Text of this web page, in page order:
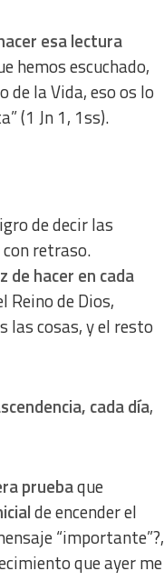
esa lectura
hemos escuchado,
de la Vida, eso os lo
(1 Jn 1, 1ss).
de decir las
con retraso.
de hacer en cada
Reino de Dios,
las cosas, y el resto
cada día,
pruebaque
de encender el
“importante”?,
que ayer me